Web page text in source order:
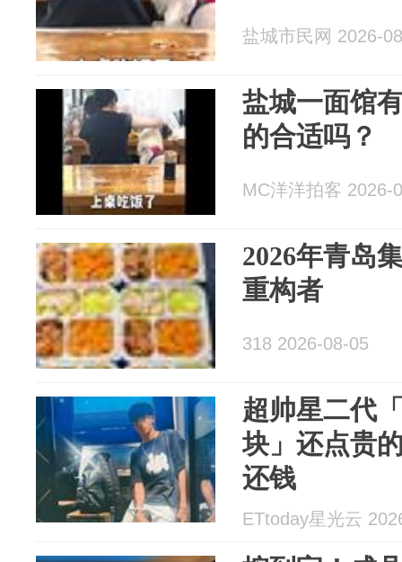
盐城市民网 2026-
盐城一面馆
的合适吗？
MC洋洋拍客 2026-
2026年青岛
重构者
318 2026-08-05
超帅星二代
块」还点贵
还钱
ETtoday星光云